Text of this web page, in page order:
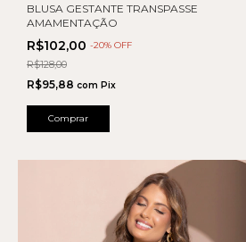
BLUSA GESTANTE TRANSPASSE
AMAMENTAÇÃO
R$102,00 -20% OFF
R$128,00
R$95,88 com Pix
Comprar